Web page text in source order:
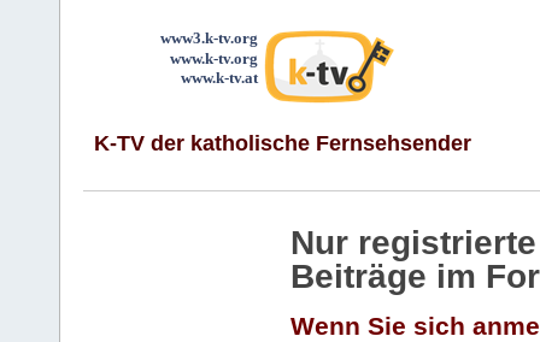
www3.k-tv.org
www.k-tv.org
www.k-tv.at
K-TV der katholische Fernsehsender
Nur
Beiträge im
Wenn Sie sich